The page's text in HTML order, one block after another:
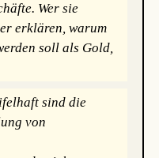
Wer sie
erklären, warum
soll als Gold,
sind die
von